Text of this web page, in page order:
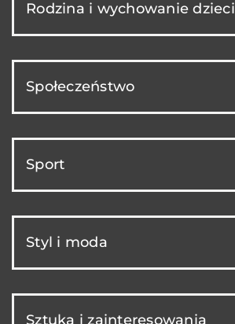
Rodzina i wychowanie dzieci
Społeczeństwo
Sport
Styl i moda
Sztuka i zainteresowania